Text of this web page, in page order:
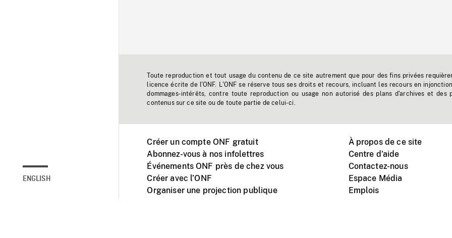
ENGLISH
Toute reproduction et tout usage du contenu de ce site autrement que pour des fins privées
licence écrite de l'ONF. L'ONF se réserve tous ses droits et recours, incluant les recours en
dommages-intérêts, contre toute reproduction ou usage non autorisé des plans d'archives et des
contenus sur ce site ou de toute partie de celui-ci.
Créer un compte ONF gratuit
Abonnez-vous à nos infolettres
Événements ONF près de chez vous
Créer avec l’ONF
Organiser une projection publique
À propos de ce site
Centre d'aide
Contactez-nous
Espace Média
Emplois